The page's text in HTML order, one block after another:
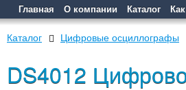
Главная О компании Каталог
Каталог Цифровые осциллографы
DS4012